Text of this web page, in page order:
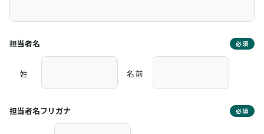
担当者名 必須
姓 名前
担当者名フリガナ 必須